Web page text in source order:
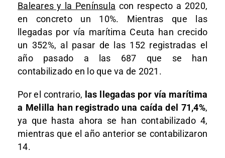
Baleares y la Península con respecto a 2020,
en concreto un 10%. Mientras que las
llegadas por vía marítima Ceuta han crecido
un 352%, al pasar de las 152 registradas el
año pasado a las 687 que se han
contabilizado en lo que va de 2021.
Por el contrario, las llegadas por vía marítima
a Melilla han registrado una caída del 71,4%,
ya que hasta ahora se han contabilizado 4,
mientras que el año anterior se contabilizaron
14.